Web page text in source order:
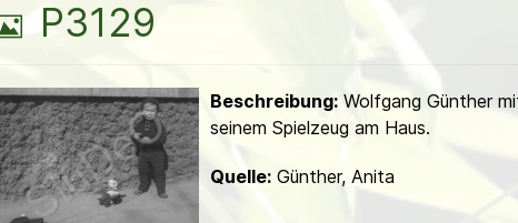
B
i
l
d
P3129
Beschreibung:Wolfgang Günther
seinem Spielzeug am Haus.
Quelle:Günther, Anita